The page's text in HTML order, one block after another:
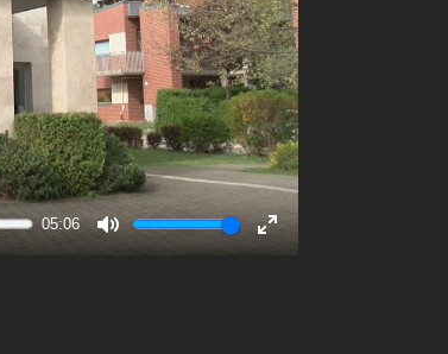
05:06
Mute
Enter